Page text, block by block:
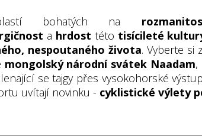
bohatých na
a hrdost této tisícileté
nespoutaného života. Vyberte si
mongolský národní svátek Naadam,
se tajgy přes vysokohorské
uvítají novinku - cyklistické výlety